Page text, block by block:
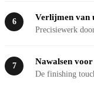
6 Verlijmen van
Precisiewerk
7 Nawalsen
De finishing